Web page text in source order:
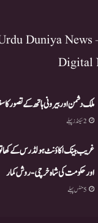
Duniya News
Digital
ملک دشمن اور بیرونی ہاتھ کے تصور کا
2 سیکنڈز پہلے
اور حکومت کی شاہ خرچی-روش کمار
5 منٹس پہلے